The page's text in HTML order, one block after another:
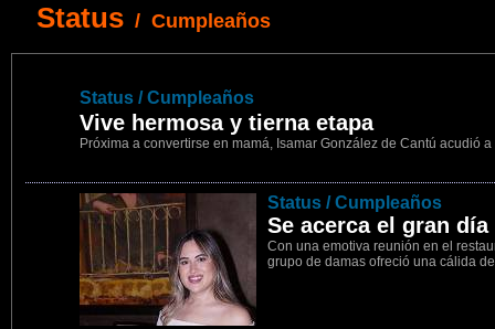
Status / Cumpleaños
Status / Cumpleaños
Vive hermosa y tierna etapa
Próxima a convertirse en mamá, Isamar González de Cantú acudió
Status / Cumpleaños
Se acerca el gran día
Con una emotiva reunión en el
grupo de damas ofreció una cálida